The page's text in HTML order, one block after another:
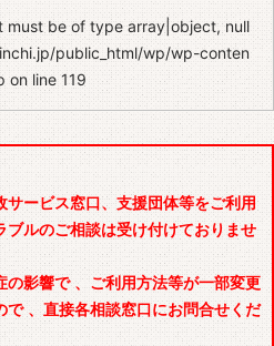
must be of type array|object, null
public_html/wp/wp-conten
on line119
ービス窓口、支援団体等をご利用
ルのご相談は受け付けておりませ
の影響で 、ご利用方法等が一部変更
で 、直接各相談窓口にお問合せくだ